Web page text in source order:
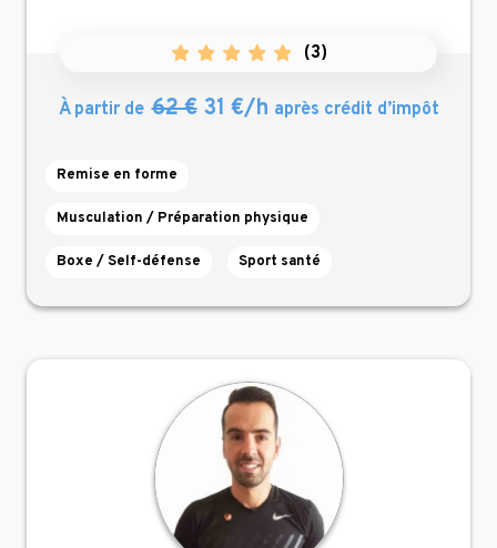
(3)
À partir de 62 €31 €/h après crédit d’impôt
Remise en forme
Musculation / Préparation physique
Boxe / Self-défense Sport santé